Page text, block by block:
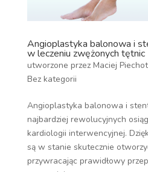
Angioplastyka balonowa i
w leczeniu zwężonych tętnic
utworzone przez Maciej
Bez kategorii
Angioplastyka balonowa i
najbardziej rewolucyjnych
kardiologii interwencyjnej.
są w stanie skutecznie
przywracając prawidłowy